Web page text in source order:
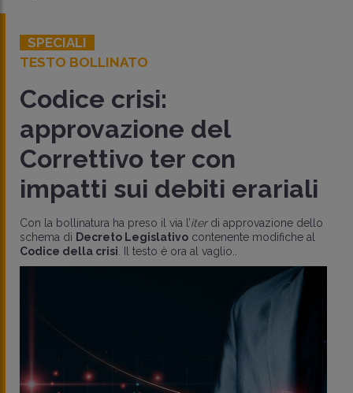
SPECIALI
TESTO BOLLINATO
Codice crisi:
approvazione del
Correttivo ter con
impatti sui debiti erariali
Con la bollinatura ha preso il via l’iterdi approvazione dello
schema di Decreto Legislativo contenente modifiche al
Codice della crisi . Il testo è ora al vaglio..